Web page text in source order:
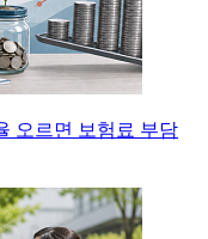
오르면 보험료 부담